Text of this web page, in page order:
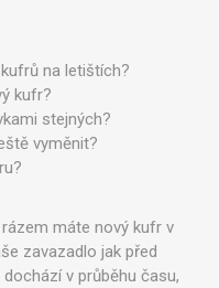
na letištích?
kufr?
stejných?
vyměnit?
máte nový kufr v
zavazadlo jak před
v průběhu času,